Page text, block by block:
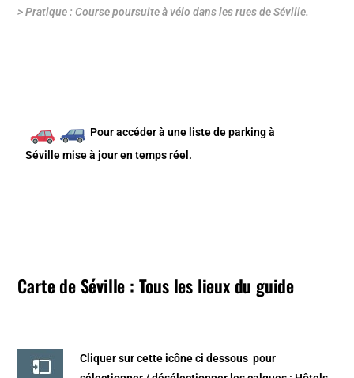
> Pratique : Course poursuite à vélo dans les rues de Séville.
Pour accéder à une liste de parking à
Sévillemise à jour en temps réel.
Carte de Séville : Tous les lieux du guide
Cliquer sur cette icône ci dessous pour